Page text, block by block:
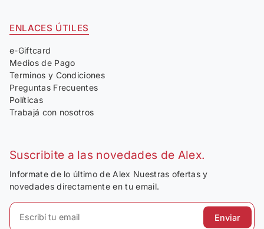
ENLACES ÚTILES
e-Giftcard
Medios de Pago
Terminos y Condiciones
Preguntas Frecuentes
Políticas
Trabajá con nosotros
Suscribite a las novedades de Alex.
Informate de lo último de Alex Nuestras ofertas y
novedades directamente en tu email.
Enviar